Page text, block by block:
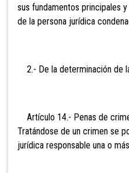
sus fundamentos principales
de la persona jurídica
2.- De la determinación de
Artículo 14.- Penas de
Tratándose de un crimen se
jurídica responsable una o